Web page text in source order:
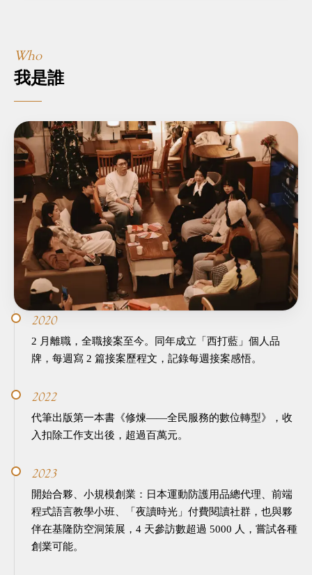
Who
我是誰
2020
2 月離職，全職接案至今。同年成立「西打藍」個人品
牌，每週寫 2 篇接案歷程文，記錄每週接案感悟。
2022
代筆出版第一本書《修煉——全民服務的數位轉型》，收
入扣除工作支出後，超過百萬元。
2023
開始合夥、小規模創業：日本運動防護用品總代理、前端
程式語言教學小班、「夜讀時光」付費閱讀社群，也與夥
伴在基隆防空洞策展，4 天參訪數超過 5000 人，嘗試各種
創業可能。